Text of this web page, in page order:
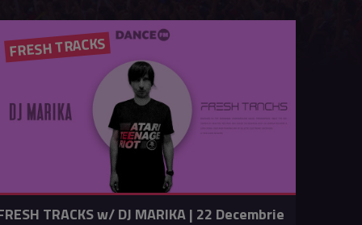
FRESH TRACKS
TRACKS w/ DJ MARIKA | 22 Decembrie